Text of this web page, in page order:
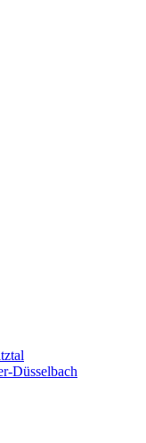
Düsselbach